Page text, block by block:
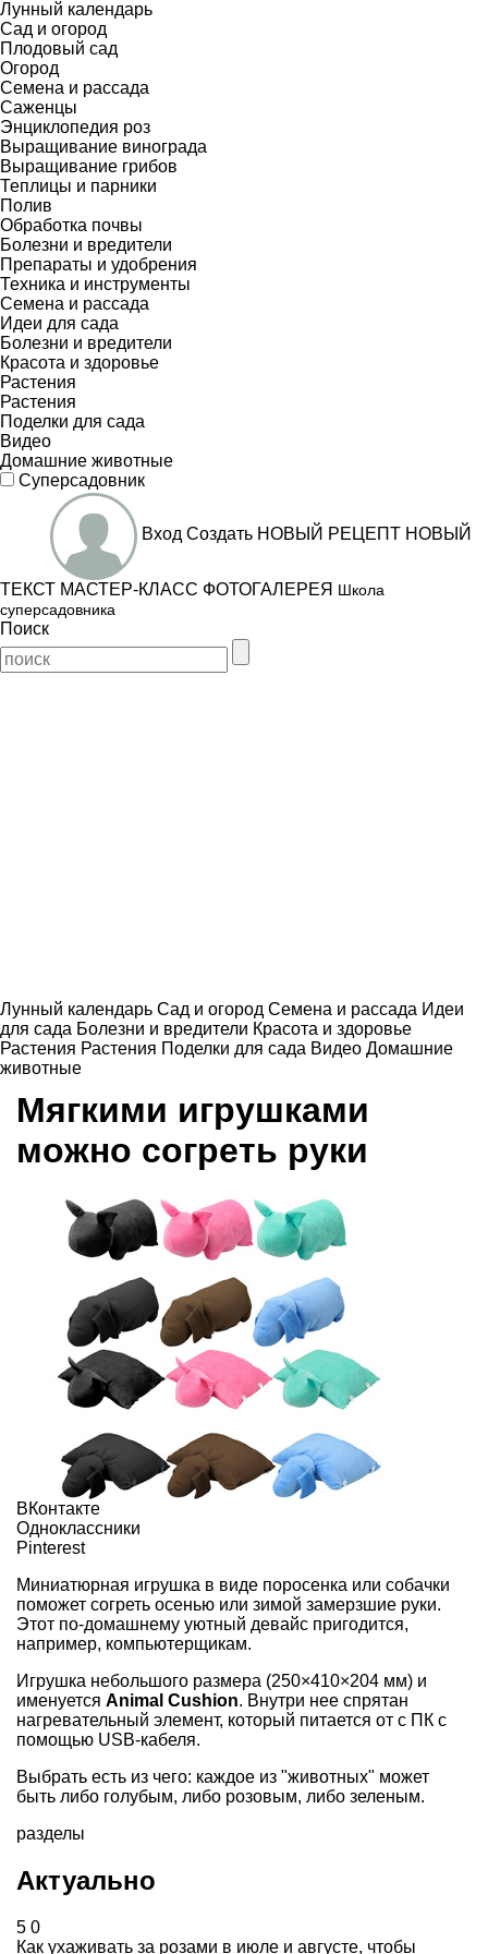
Лунный календарь
Сад и огород
Плодовый сад
Огород
Семена и рассада
Саженцы
Энциклопедия роз
Выращивание винограда
Выращивание грибов
Теплицы и парники
Полив
Обработка почвы
Болезни и вредители
Препараты и удобрения
Техника и инструменты
Семена и рассада
Идеи для сада
Болезни и вредители
Красота и здоровье
Растения
Растения
Поделки для сада
Видео
Домашние животные
Суперсадовник
Вход Создать НОВЫЙ РЕЦЕПТ НОВЫЙ
ТЕКСТ МАСТЕР-КЛАСС ФОТОГАЛЕРЕЯ Школа
суперсадовника
Поиск
Лунный календарь Сад и огород Семена и рассада Идеи
для сада Болезни и вредители Красота и здоровье
Растения Растения Поделки для сада Видео Домашние
животные
Мягкими игрушками
можно согреть руки
ВКонтакте
Одноклассники
Pinterest
Миниатюрная игрушка в виде поросенка или собачки
поможет согреть осенью или зимой замерзшие руки.
Этот по-домашнему уютный девайс пригодится,
например, компьютерщикам.
Игрушка небольшого размера (250×410×204 мм) и
именуется Animal Cushion. Внутри нее спрятан
нагревательный элемент, который питается от с ПК с
помощью USB-кабеля.
Выбрать есть из чего: каждое из "животных" может
быть либо голубым, либо розовым, либо зеленым.
разделы
Актуально
5 0
Как ухаживать за розами в июле и августе, чтобы